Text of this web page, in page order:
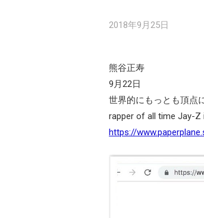
2018年9月25日
熊谷正寿
9月22日
世界的にもっとも頂点
rapper of all time Jay-Z
https://